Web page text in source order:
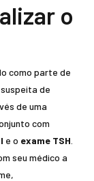
o
como parte de
de
de uma
com
e o exame TSH
seu médico a